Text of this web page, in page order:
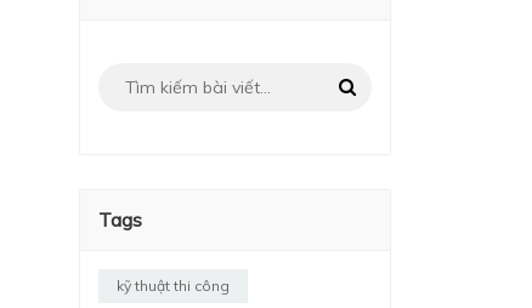
Tags
kỹ thuật thi công